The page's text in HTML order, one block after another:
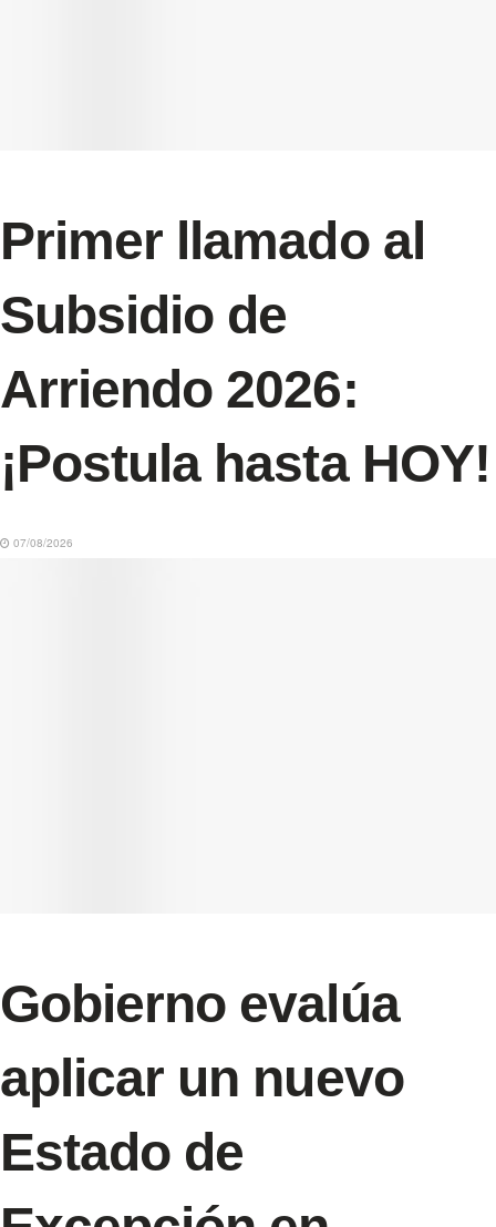
Primer llamado al
Subsidio de
Arriendo 2026:
¡Postula hasta HOY!
07/08/2026
Gobierno evalúa
aplicar un nuevo
Estado de